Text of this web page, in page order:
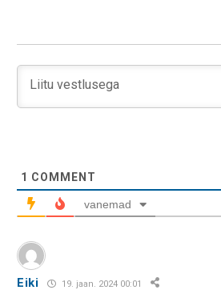
1 COMMENT
vanemad
Eiki 19. jaan. 2024 00:01